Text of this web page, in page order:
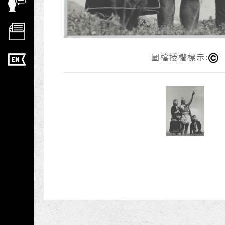
圖檔授權標示: